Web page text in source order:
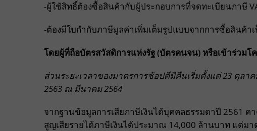
-ผู้ใช้สิทธิ์ต้องซื้อสินค้ากับผู้ประกอบการที่จดทะเบียนภาษี
-ต้องมีใบกำกับภาษีมูลค่าเพิ่มเต็มรูปแบบจากการซื้อสินค้า
โดยผู้ที่ถือบัตรสวัสดิการแห่งรัฐ (บัตรคนจน) หรือเข้าร่วม
ส่วนระยะเวลาของมาตรการช้อปดีมีคืนเริ่มตั้งแต่ 23 ตุลา
2563 ณ มีนาคม 2564
จากฐานข้อมูลการเสียภาษีเงินได้บุคคลธรรมดาปี 2561
สูญเสียรายได้ภาษีเงินได้ประมาณ 14,000 ล้านบาท แต่ม